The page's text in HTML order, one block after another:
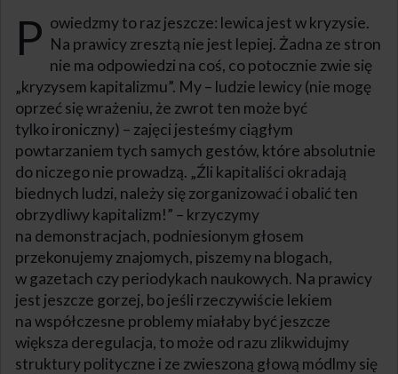
P owiedzmy to raz jeszcze: lewica jest w kryzysie.
Na prawicy zresztą nie jest lepiej. Żadna ze stron
nie ma odpowiedzi na coś, co potocznie zwie się
„kryzysem kapitalizmu”. My – ludzie lewicy (nie mogę
oprzeć się wrażeniu, że zwrot ten może być
tylko ironiczny) – zajęci jesteśmy ciągłym
powtarzaniem tych samych gestów, które absolutnie
do niczego nie prowadzą. „Źli kapitaliści okradają
biednych ludzi, należy się zorganizować i obalić ten
obrzydliwy kapitalizm!” – krzyczymy
na demonstracjach, podniesionym głosem
przekonujemy znajomych, piszemy na blogach,
w gazetach czy periodykach naukowych. Na prawicy
jest jeszcze gorzej, bo jeśli rzeczywiście lekiem
na współczesne problemy miałaby być jeszcze
większa deregulacja, to może od razu zlikwidujmy
struktury polityczne i ze zwieszoną głową módlmy się